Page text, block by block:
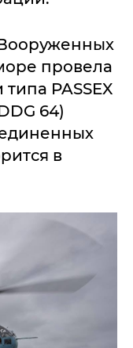
провела
PASSEX
64)
в